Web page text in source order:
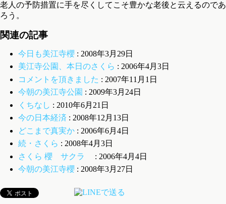
老人の予防措置に手を尽くしてこそ豊かな老後と云えるのであ
ろう。
関連の記事
今日も美江寺櫻: 2008年3月29日
美江寺公園、本日のさくら : 2006年4月3日
コメントを頂きました : 2007年11月1日
今朝の美江寺公園 : 2009年3月24日
くちなし : 2010年6月21日
今の日本経済 : 2008年12月13日
どこまで真実か: 2006年6月4日
続・さくら : 2008年4月3日
さくら 櫻 サクラ
: 2006年4月4日
今朝の美江寺櫻: 2008年3月27日